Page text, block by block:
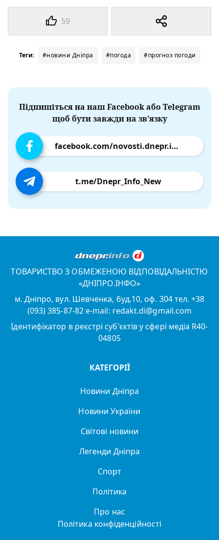
59
Теги: #новини Дніпра #погода #прогноз погоди
Підпишіться на наш Facebook або Telegram
щоб бути завжди на зв’язку
facebook.com/novosti.dnepr.info
t.me/Dnepr_Info_New
ТОВАРИСТВО З ОБМЕЖЕНОЮ ВІДПОВІДАЛЬНІСТЮ
«ДНІПРО.ІНФО»
м. Дніпро, вул. Шевченка, буд.10, оф. 304 тел. +38
(093) 385-87-82 e-mail: redakt.di@gmail.com
Ідентифікатор в реєстрі суб'єктів у сфері медіа R40-
04805
КАТЕГОРІЇ
Новини Дніпра
Новини України
Світові новини
Легенди Дніпра
Спорт
Політика
Про нас
Політика конфіденційності